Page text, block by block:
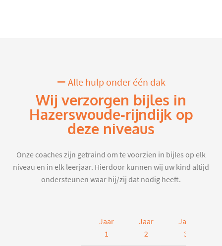
Alle hulp onder één dak
Wij verzorgen bijles in
Hazerswoude-rijndijk op
deze niveaus
Onze coaches zijn getraind om te voorzien in bijles op elk
niveau en in elk leerjaar. Hierdoor kunnen wij uw kind altijd
ondersteunen waar hij/zij dat nodig heeft.
Jaar
1
Jaar
2
Jaar
3